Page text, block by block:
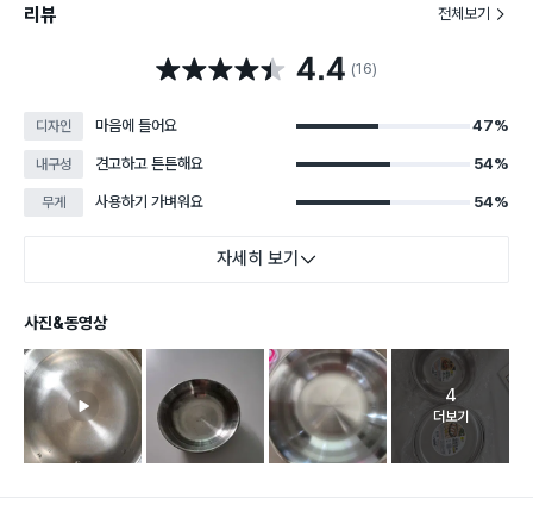
리뷰 전체보기
별점 4.4점 4.4 (16)
디자인 마음에 들어요 47%
내구성 견고하고 튼튼해요 54%
무게 사용하기 가벼워요 54%
자세히 보기
사진&동영상
고객 리뷰
4
더보기